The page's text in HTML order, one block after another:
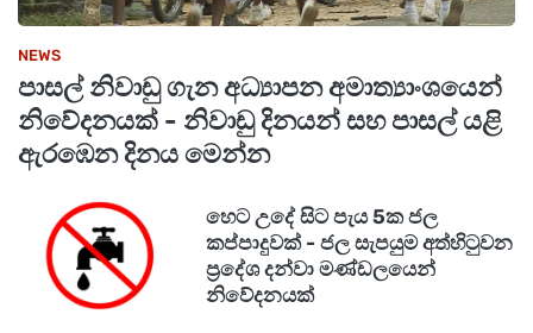
NEWS
පාසල් නිවාඩු ගැන අධ්‍යාපන අමාත්‍යාංශයෙන්
නිවේදනයක් - නිවාඩු දිනයන් සහ පාසල් යළි
ඇරඹෙන දිනය මෙන්න
හෙට උදේ සිට පැය 5ක ජල
කප්පාදුවක් - ජල සැපයුම අත්හිටුවන
ප්‍රදේශ දන්වා මණ්ඩලයෙන්
නිවේදනයක්